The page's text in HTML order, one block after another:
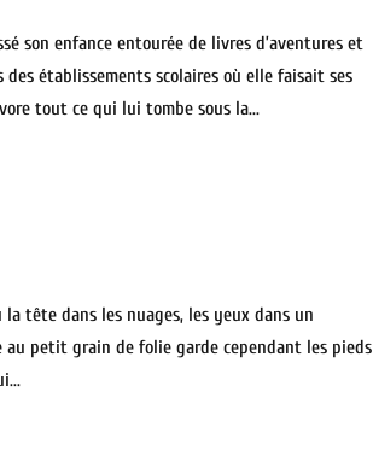
son enfance entourée de livres d’aventures et
établissements scolaires où elle faisait ses
tout ce qui lui tombe sous la...
la tête dans les nuages, les yeux dans un
au petit grain de folie garde cependant les pieds